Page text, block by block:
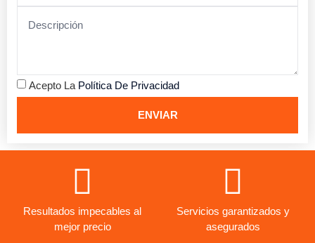
Acepto La Política De Privacidad
ENVIAR
Resultados impecables al
mejor precio
Servicios garantizados y
asegurados